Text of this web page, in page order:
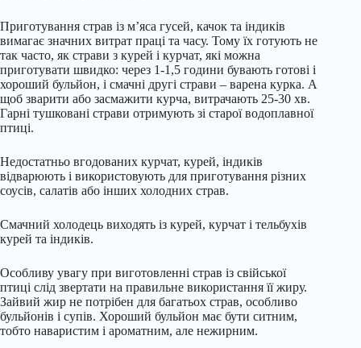
Приготування страв із м’яса гусей, качок та індиків
вимагає значних витрат праці та часу. Тому їх готують не
так часто, як страви з курей і курчат, які можна
приготувати швидко: через 1-1,5 години бувають готові і
хороший бульйон, і смачні другі страви – варена курка. А
щоб зварити або засмажити курча, витрачають 25-30 хв.
Гарні тушковані страви отримують зі старої водоплавної
птиці.
Недостатньо вгодованих курчат, курей, індиків
відварюють і використовують для приготування різних
соусів, салатів або інших холодних страв.
Смачний холодець виходять із курей, курчат і тельбухів
курей та індиків.
Особливу увагу при виготовленні страв із свійської
птиці слід звертати на правильне використання її жиру.
Зайвий жир не потрібен для багатьох страв, особливо
бульйонів і супів. Хороший бульйон має бути ситним,
тобто наваристим і ароматним, але нежирним.